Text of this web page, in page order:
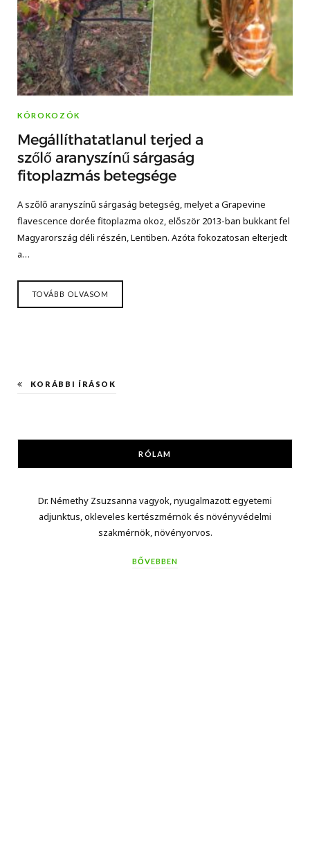
KÓROKOZÓK
Megállíthatatlanul terjed a
szőlő aranyszínű sárgaság
fitoplazmás betegsége
A szőlő aranyszínű sárgaság betegség, melyet a Grapevine
flavescence dorée fitoplazma okoz, először 2013-ban bukkant fel
Magyarország déli részén, Lentiben. Azóta fokozatosan elterjedt
a…
TOVÁBB OLVASOM
KORÁBBI ÍRÁSOK
RÓLAM
Dr. Némethy Zsuzsanna vagyok, nyugalmazott egyetemi
adjunktus, okleveles kertészmérnök és növényvédelmi
szakmérnök, növényorvos.
BŐVEBBEN